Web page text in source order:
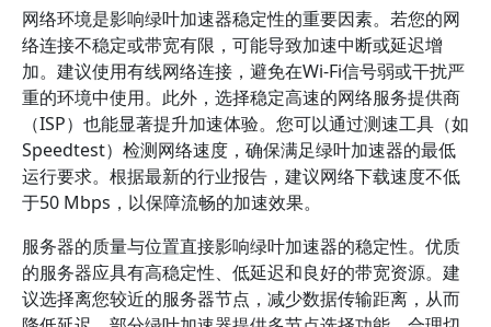
网络环境是影响绿叶加速器稳定性的重要因素。若您的网
络连接不稳定或带宽有限，可能导致加速中断或延迟增
加。建议使用有线网络连接，避免在Wi-Fi信号弱或干扰严
重的环境中使用。此外，选择稳定高速的网络服务提供商
（ISP）也能显著提升加速体验。您可以通过测速工具（如
Speedtest）检测网络速度，确保满足绿叶加速器的最低
运行要求。根据最新的行业报告，建议网络下载速度不低
于50 Mbps，以保障流畅的加速效果。
服务器的质量与位置直接影响绿叶加速器的稳定性。优质
的服务器应具有高稳定性、低延迟和良好的带宽资源。建
议选择离您较近的服务器节点，减少数据传输距离，从而